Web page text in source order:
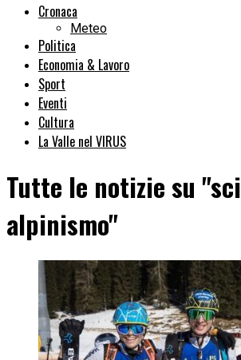
Cronaca
Meteo
Politica
Economia & Lavoro
Sport
Eventi
Cultura
La Valle nel VIRUS
Tutte le notizie su "sci
alpinismo"